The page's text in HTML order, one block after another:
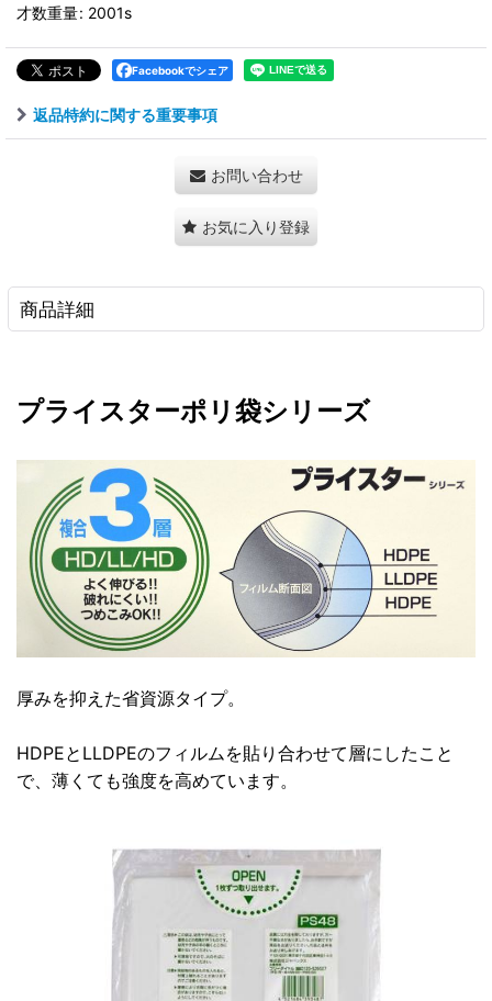
才数重量: 2001s
Facebookでシェア
返品特約に関する重要事項
お問い合わせ
お気に入り登録
商品詳細
プライスターポリ袋シリーズ
厚みを抑えた省資源タイプ。
HDPEとLLDPEのフィルムを貼り合わせて層にしたこと
で、薄くても強度を高めています。